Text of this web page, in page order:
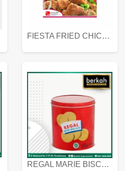
FIESTA FRIED CHICKEN 500 GR
REGAL MARIE BISCUIT KALENG 550 GRAM